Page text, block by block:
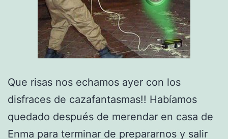
Que risas nos echamos ayer con los
disfraces de cazafantasmas!! Habíamos
quedado después de merendar en casa de
Enma para terminar de prepararnos y salir